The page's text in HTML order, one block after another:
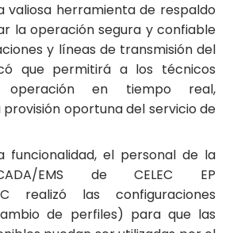
valiosa herramienta de respaldo
la operación segura y confiable
y líneas de transmisión del
que permitirá a los técnicos
en tiempo real,
oportuna del servicio de
funcionalidad, el personal de la
EMS de CELEC EP
realizó las configuraciones
de perfiles) para que las